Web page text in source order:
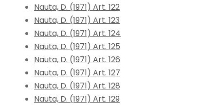
Nauta, D. (1971) Art. 122
Nauta, D. (1971) Art. 123
Nauta, D. (1971) Art. 124
Nauta, D. (1971) Art. 125
Nauta, D. (1971) Art. 126
Nauta, D. (1971) Art. 127
Nauta, D. (1971) Art. 128
Nauta, D. (1971) Art. 129